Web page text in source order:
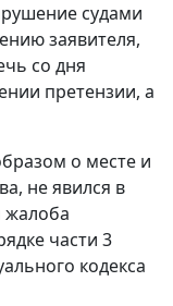
судами
заявителя,
со дня
претензии, а
о месте и
не явился в
жалоба
части 3
кодекса